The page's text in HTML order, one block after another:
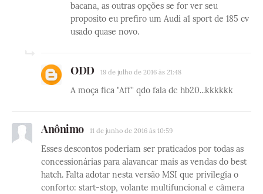
bacana, as outras opções se for ver seu
proposito eu prefiro um Audi a1 sport de 185 cv
usado quase novo.
ODD 19 de julho de 2016 às 21:48
A moça fica "Aff" qdo fala de hb20...kkkkkk
Anônimo 11 de junho de 2016 às 10:59
Esses descontos poderiam ser praticados por todas as
concessionárias para alavancar mais as vendas do best
hatch. Falta adotar nesta versão MSI que privilegia o
conforto: start-stop, volante multifuncional e câmera